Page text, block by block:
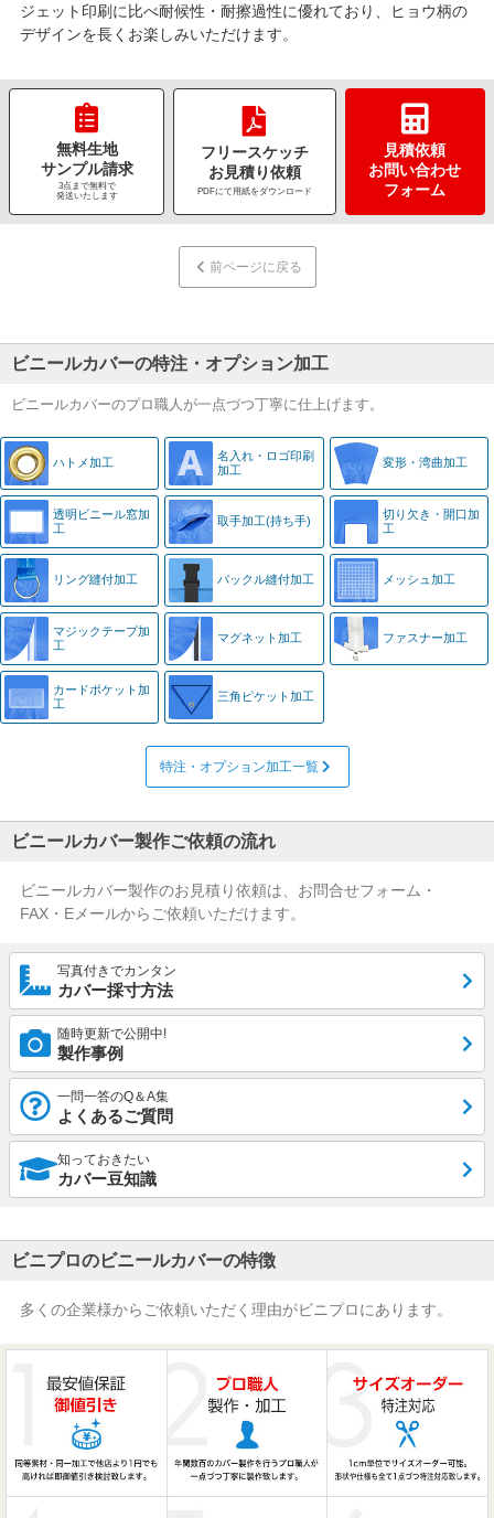
ジェット印刷に比べ耐候性・耐擦過性に優れており、ヒョウ柄の
デザインを長くお楽しみいただけます。
無料生地
サンプル請求
3点まで無料で
発送いたします
フリースケッチ
お見積り依頼
PDFにて用紙をダウンロード
見積依頼
お問い合わせ
フォーム
前ページに戻る
ビニールカバーの特注・オプション加工
ビニールカバーのプロ職人が一点づつ丁寧に仕上げます。
ハトメ加工
名入れ・ ロゴ印刷
加工
変形・湾曲加工
透明ビニール窓加
工
取手加工(持ち手)
切り欠き・ 開口加
工
リング縫付加工 バックル縫付加工 メッシュ加工
マジックテープ加
工
マグネット加工 ファスナー加工
カードポケット加
工
三角ピケット加工
特注・オプション加工一覧
ビニールカバー製作ご依頼の流れ
ビニールカバー製作のお見積り依頼は、お問合せフォーム・
FAX・Eメールからご依頼いただけます。
写真付きでカンタン
カバー採寸方法
随時更新で公開中!
製作事例
一問一答のQ＆A集
よくあるご質問
知っておきたい
カバー豆知識
ビニプロのビニールカバーの特徴
多くの企業様からご依頼いただく理由がビニプロにあります。